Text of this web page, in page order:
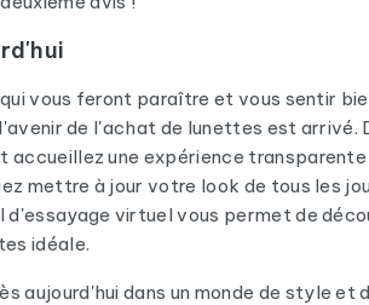
vous feront paraître et vous sentir
de l'achat de lunettes est arrivé.
une expérience transparente
mettre à jour votre look de tous les
d'essayage virtuel vous permet de
idéale.
aujourd'hui dans un monde de style et